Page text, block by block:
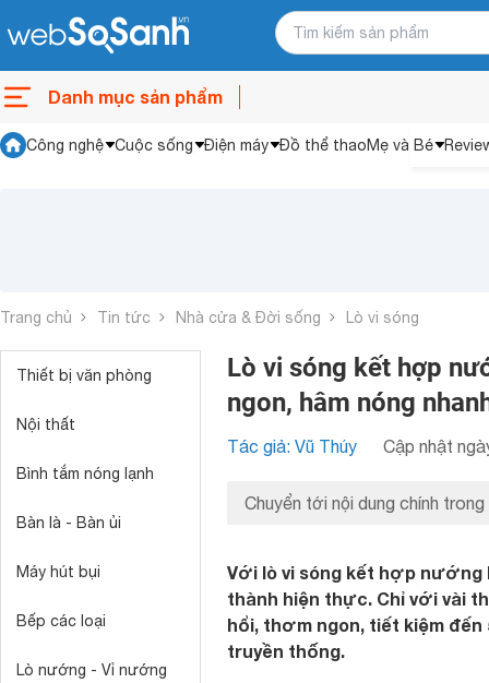
Danh mục sản phẩm
Công nghệ Cuộc sống Điện máy Đồ thể thaoMẹ và Bé
Trang chủ Tin tức Nhà cửa & Đời sống Lò vi sóng
Thiết bị văn phòng
Nội thất
Bình tắm nóng lạnh
Bàn là - Bàn ủi
Máy hút bụi
Bếp các loại
Lò nướng - Vỉ nướng
Lò vi sóng kết hợp
ngon, hâm nóng
Tác giả: Vũ Thúy Cập nhật
Chuyển tới nội dung chính trong
Với lò vi sóng kết hợp nướng
thành hiện thực. Chỉ với vài
hổi, thơm ngon, tiết kiệm
truyền thống.